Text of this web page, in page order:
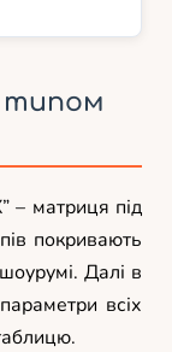
типом
– матриця під
покривають
Далі в
всіх